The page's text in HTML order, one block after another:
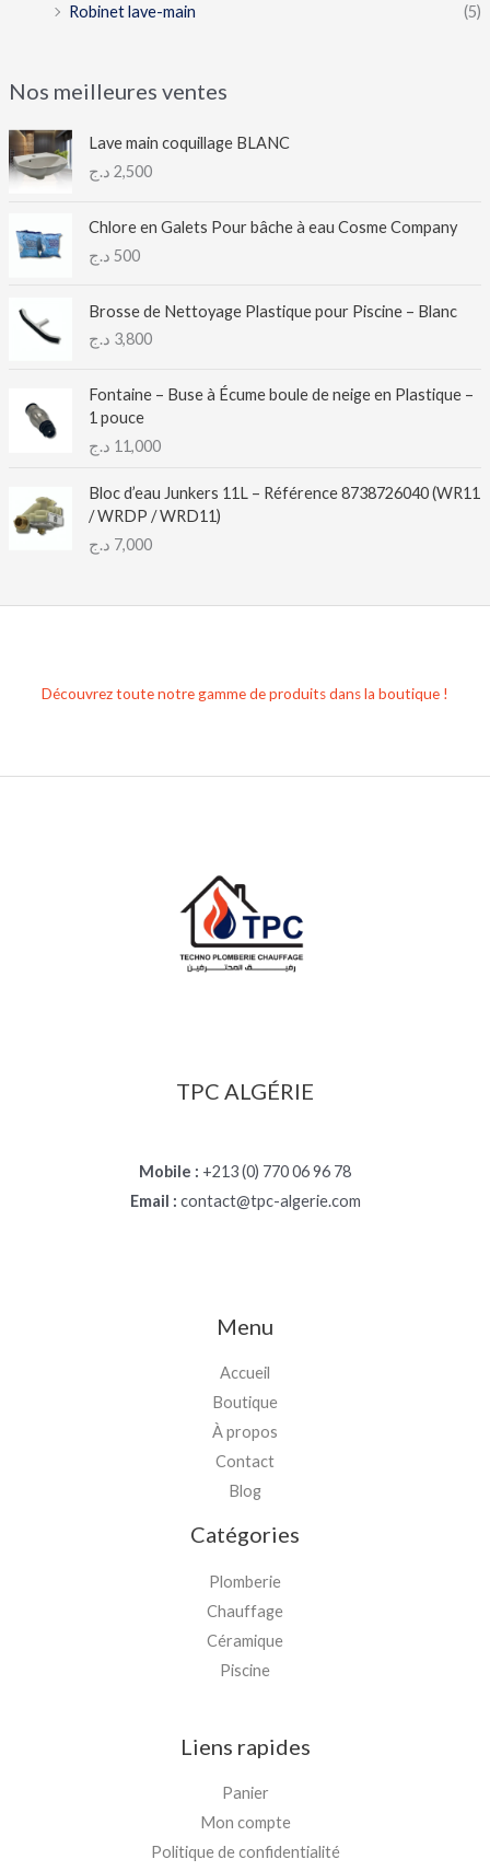
Robinet lave-main
(5)
Nos meilleures ventes
Lave main coquillage BLANC
2,500 د.ج
Chlore en Galets Pour bâche à eau Cosme Company
500 د.ج
Brosse de Nettoyage Plastique pour Piscine – Blanc
3,800 د.ج
Fontaine – Buse à Écume boule de neige en Plastique –
1 pouce
11,000 د.ج
Bloc d’eau Junkers 11L – Référence 8738726040 (WR11
/ WRDP / WRD11)
7,000 د.ج
Découvrez toute notre gamme de produits dans la boutique !
TPC ALGÉRIE
Mobile : +213 (0) 770 06 96 78
Email : contact@tpc-algerie.com
Menu
Accueil
Boutique
À propos
Contact
Blog
Catégories
Plomberie
Chauffage
Céramique
Piscine
Liens rapides
Panier
Mon compte
Politique de confidentialité